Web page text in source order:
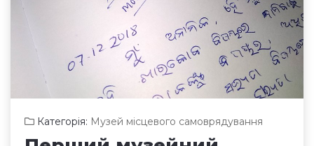
Категорія: Музей місцевого самоврядування